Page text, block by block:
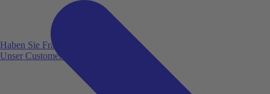
Haben Sie Fragen?
Unser Customer Service ist für Sie da!